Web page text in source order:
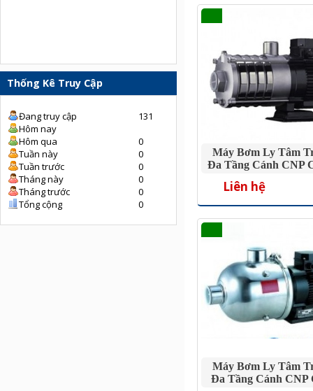
Thống Kê Truy Cập
Đang truy cập
131
Hôm nay
Hôm qua
0
Tuần này
0
Tuần trước
0
Tháng này
0
Tháng trước
0
Tổng cộng
0
Máy Bơm Ly Tâm
Đa Tầng Cánh CNP
Liên hệ
Máy Bơm Ly Tâm
Đa Tầng Cánh CNP